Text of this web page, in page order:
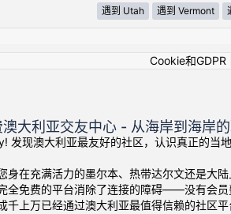
遇到 Utah 遇到 Vermont
Cookie和GDPR
澳大利亚交友中心 - 从海岸到海岸
发现澳大利亚最友好的社区，认识真正的当
身在充满活力的墨尔本、热带达尔文还是大
全免费的平台消除了连接的障碍——没有会员
千上万已经通过澳大利亚最值得信赖的社区平